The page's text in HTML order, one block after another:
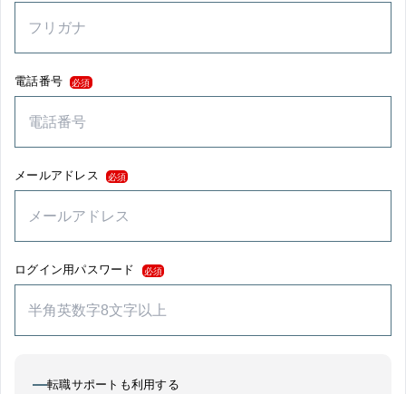
電話番号 必須
メールアドレス 必須
ログイン用パスワード 必須
転職サポートも利用する